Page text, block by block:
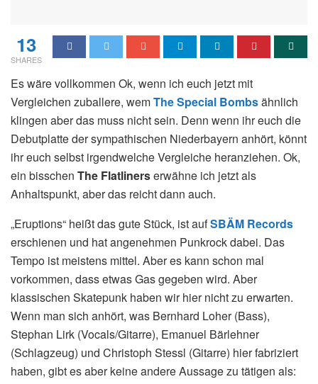
13
SHARES
Es wäre vollkommen Ok, wenn ich euch jetzt mit
Vergleichen zuballere, wemThe Special Bombsähnlich
klingen aber das muss nicht sein. Denn wenn ihr euch die
Debutplatte der sympathischen Niederbayern anhört, könnt
ihr euch selbst irgendwelche Vergleiche heranziehen. Ok,
ein bisschen The Flatlinerserwähne ich jetzt als
Anhaltspunkt, aber das reicht dann auch.
„Eruptions“ heißt das gute Stück, ist aufSBÄM Records
erschienen und hat angenehmen Punkrock dabei. Das
Tempo ist meistens mittel. Aber es kann schon mal
vorkommen, dass etwas Gas gegeben wird. Aber
klassischen Skatepunk haben wir hier nicht zu erwarten.
Wenn man sich anhört, was Bernhard Loher (Bass),
Stephan Lirk (Vocals/Gitarre), Emanuel Bärlehner
(Schlagzeug) und Christoph Stessl (Gitarre) hier fabriziert
haben, gibt es aber keine andere Aussage zu tätigen als: